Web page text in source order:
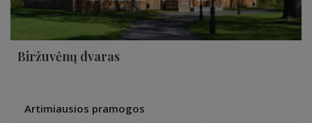
Biržuvėnų dvaras
Artimiausios pramogos